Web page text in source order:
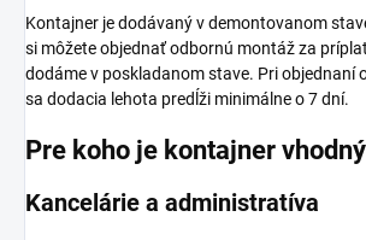
Kontajner je dodávaný v demontovanom
si môžete objednať odbornú montáž za
dodáme v poskladanom stave. Pri objednaní
sa dodacia lehota predĺži minimálne o 7 dní.
Pre koho je kontajner vhodný
Kancelárie a administratíva